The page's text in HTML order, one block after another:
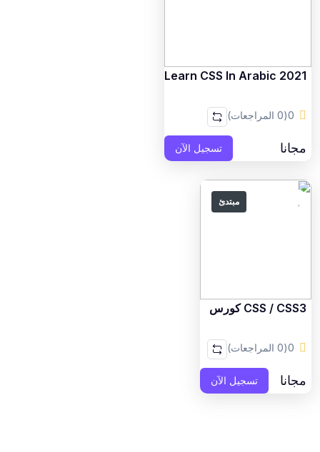
Learn CSS In Arabic 2021
0(0 المراجعات)
مجانا تسجيل الآن
مبتدئ
CSS / CSS3 كورس
0(0 المراجعات)
مجانا تسجيل الآن